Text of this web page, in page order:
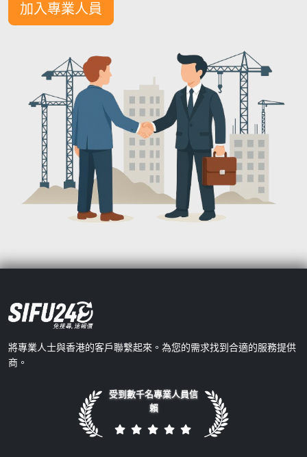
加入專業人員
將專業人士與香港的客戶聯繫起來。為您的需求找到合適的服務提供
商。
受到數千名專業人員信
賴